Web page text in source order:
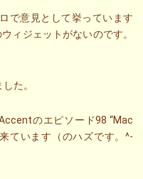
で意見として挙っています
ィジェットがないのです。
た。
のエピソード98 “Mac
ています（のハズです。^-